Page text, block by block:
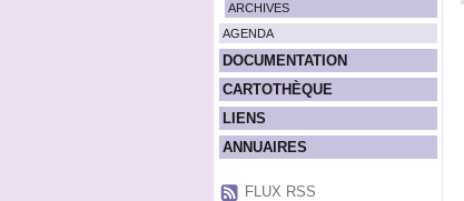
ARCHIVES
AGENDA
DOCUMENTATION
CARTOTHÈQUE
LIENS
ANNUAIRES
FLUX RSS